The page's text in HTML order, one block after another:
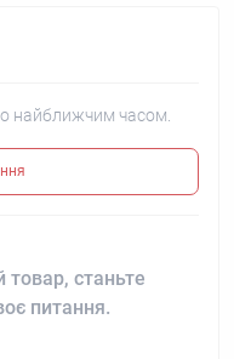
найближчим часом.
станьте
питання.